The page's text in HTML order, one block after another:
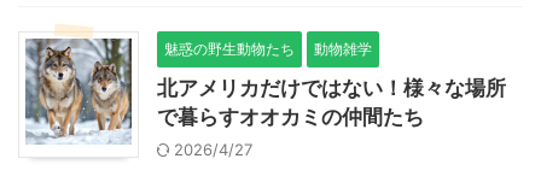
魅惑の野生動物たち 動物雑学
北アメリカだけではない！様々な場所
で暮らすオオカミの仲間たち
2026/4/27